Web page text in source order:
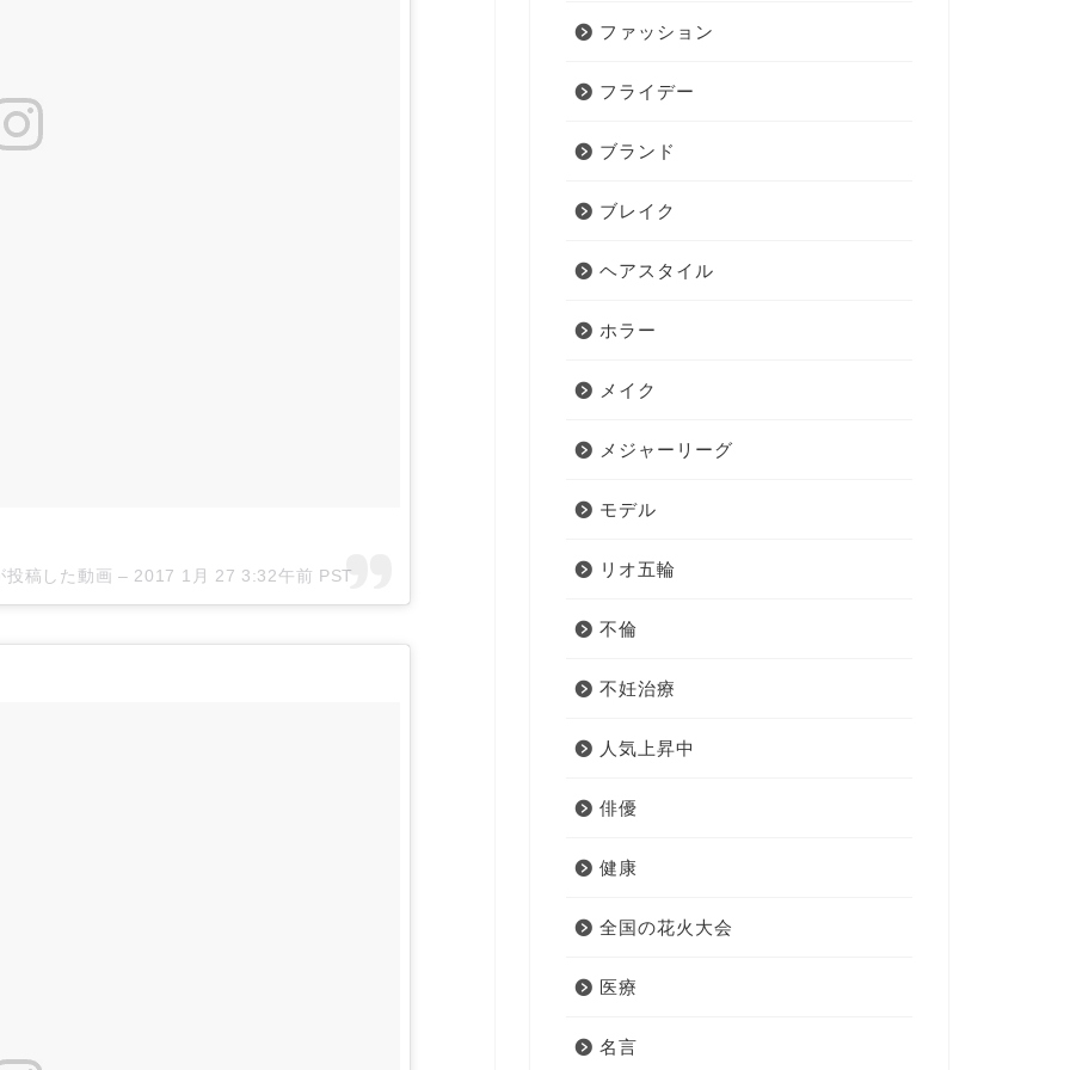
稿した動画 – 2017 1月 27 3:32午前 PST
ファッション
フライデー
ブランド
ブレイク
ヘアスタイル
ホラー
メイク
メジャーリーグ
モデル
リオ五輪
不倫
不妊治療
人気上昇中
俳優
健康
全国の花火大会
医療
名言